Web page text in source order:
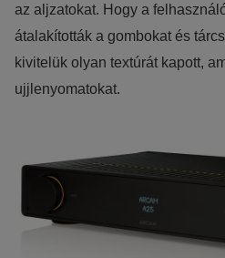
az aljzatokat. Hogy a
átalakították a gombokat és
kivitelük olyan textúrát kapott,
ujjlenyomatokat.